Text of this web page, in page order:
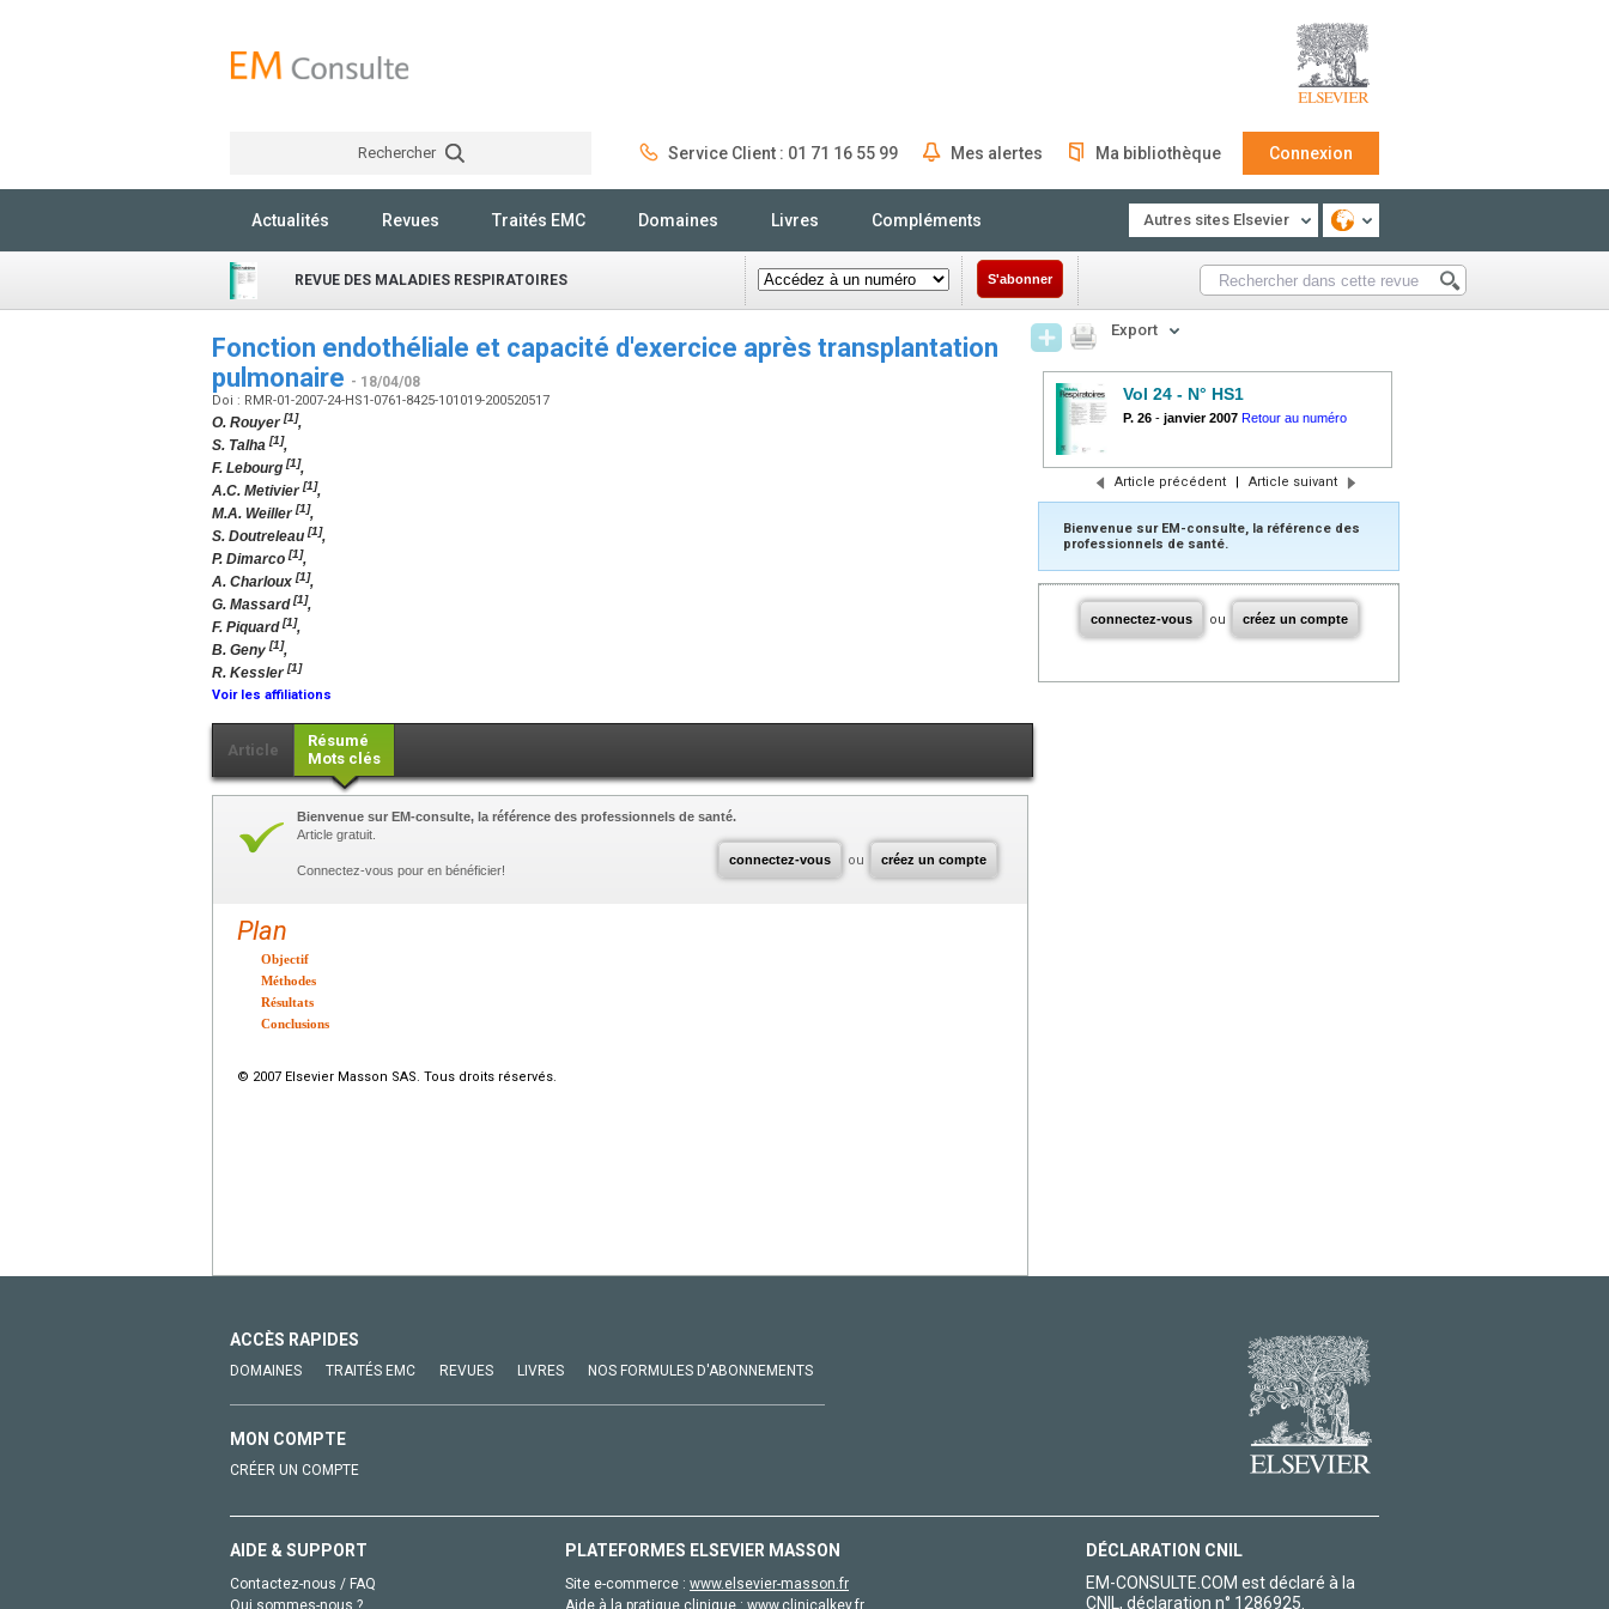
Rechercher Service Client : 01 71 16 55 99 Mes alertes Ma bibliothèque Connexion
Actualités Revues Traités EMC Domaines Livres Compléments Autres sites Elsevier
REVUE DES MALADIES RESPIRATOIRES S'abonner
Fonction endothéliale et capacité d'exercice après transplantation
pulmonaire - 18/04/08
Doi : RMR-01-2007-24-HS1-0761-8425-101019-200520517
O. Rouyer[1],
S. Talha [1],
F. Lebourg [1],
A.C. Metivier[1],
M.A. Weiller[1],
S. Doutreleau [1],
P. Dimarco [1],
A. Charloux [1],
G. Massard[1],
F. Piquard[1],
B. Geny [1],
R. Kessler[1]
Voir les affiliations
Article
Résumé
Mots clés
connectez-vous ou créez un compte
Bienvenue sur EM-consulte, la référence des professionnels de santé.
Article gratuit.
Connectez-vous pour en bénéficier!
Plan
Objectif
Méthodes
Résultats
Conclusions
© 2007 Elsevier Masson SAS. Tous droits réservés.
Export
Vol 24 - N° HS1
P. 26 - janvier 2007 Retour au numéro
Article précédent | Article suivant
Bienvenue sur EM-consulte, la référence des
professionnels de santé.
connectez-vous ou créez un compte
ACCÈS RAPIDES
DOMAINES TRAITÉS EMC REVUES LIVRES NOS FORMULES D'ABONNEMENTS
MON COMPTE
CRÉER UN COMPTE
AIDE & SUPPORT
Contactez-nous / FAQ
Qui sommes-nous ?
PLATEFORMES ELSEVIER MASSON
Site e-commerce : www.elsevier-masson.fr
Aide à la pratique clinique : www.clinicalkey.fr
DÉCLARATION CNIL
EM-CONSULTE.COM est déclaré à la
CNIL, déclaration n° 1286925.